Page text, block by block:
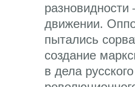
движении.
пытались
создание
в дела